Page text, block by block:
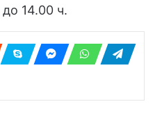
14.00 ч.